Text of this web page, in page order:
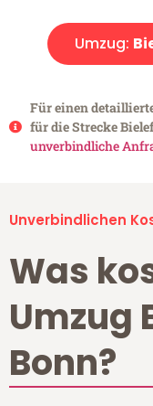
Umzug:
Für einen
für die Strecke
unverbindliche
Unverbindlichen
Was
Umzug
Bonn?